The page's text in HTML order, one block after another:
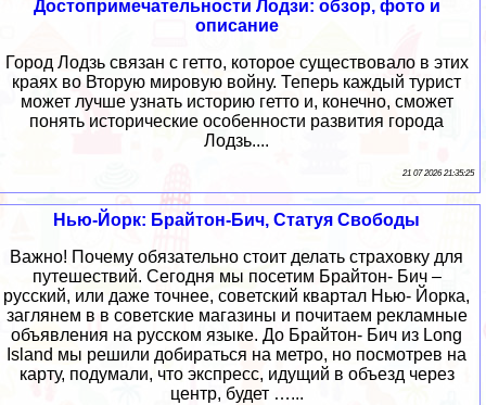
Достопримечательности Лодзи: обзор, фото и
описание
Город Лодзь связан с гетто, которое существовало в этих
краях во Вторую мировую войну. Теперь каждый турист
может лучше узнать историю гетто и, конечно, сможет
понять исторические особенности развития города
Лодзь....
21 07 2026 21:35:25
Нью-Йорк: Брайтон-Бич, Статуя Свободы
Важно! Почему обязательно стоит делать страховку для
путешествий. Сегодня мы посетим Брайтон- Бич –
русский, или даже точнее, советский квартал Нью- Йорка,
заглянем в в советские магазины и почитаем рекламные
объявления на русском языке. До Брайтон- Бич из Long
Island мы решили добираться на метро, но посмотрев на
карту, подумали, что экспресс, идущий в объезд через
центр, будет …...